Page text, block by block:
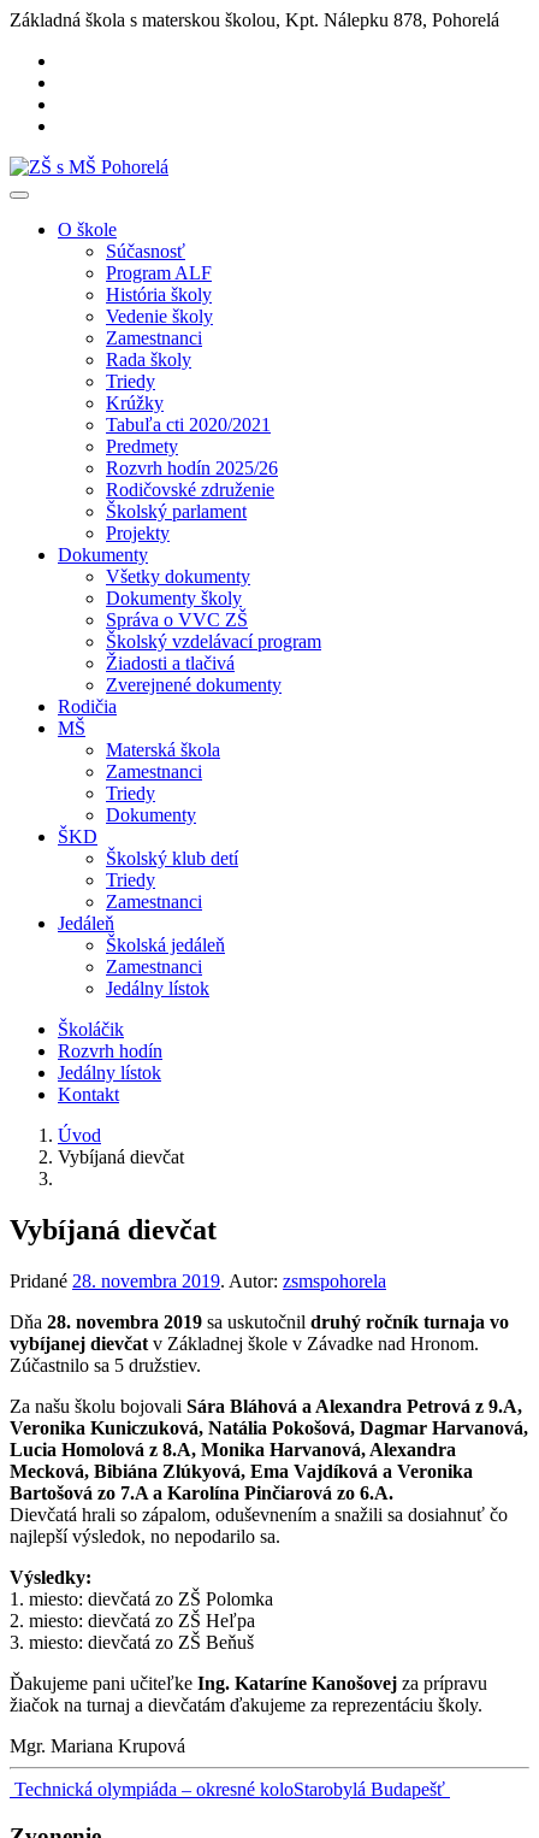
Základná škola s materskou školou, Kpt. Nálepku 878, Pohorelá
O škole
Súčasnosť
Program ALF
História školy
Vedenie školy
Zamestnanci
Rada školy
Triedy
Krúžky
Tabuľa cti 2020/2021
Predmety
Rozvrh hodín 2025/26
Rodičovské združenie
Školský parlament
Projekty
Dokumenty
Všetky dokumenty
Dokumenty školy
Správa o VVC ZŠ
Školský vzdelávací program
Žiadosti a tlačivá
Zverejnené dokumenty
Rodičia
MŠ
Materská škola
Zamestnanci
Triedy
Dokumenty
ŠKD
Školský klub detí
Triedy
Zamestnanci
Jedáleň
Školská jedáleň
Zamestnanci
Jedálny lístok
Školáčik
Rozvrh hodín
Jedálny lístok
Kontakt
Úvod
Vybíjaná dievčat
Vybíjaná dievčat
Pridané 28. novembra 2019. Autor: zsmspohorela
Dňa 28. novembra 2019 sa uskutočnil druhý ročník turnaja vo
vybíjanej dievčat v Základnej škole v Závadke nad Hronom.
Zúčastnilo sa 5 družstiev.
Za našu školu bojovali Sára Bláhová a Alexandra Petrová z 9.A,
Veronika Kuniczuková, Natália Pokošová, Dagmar Harvanová,
Lucia Homolová z 8.A, Monika Harvanová, Alexandra
Mecková, Bibiána Zlúkyová, Ema Vajdíková a Veronika
Bartošová zo 7.A a Karolína Pinčiarová zo 6.A.
Dievčatá hrali so zápalom, oduševnením a snažili sa dosiahnuť čo
najlepší výsledok, no nepodarilo sa.
Výsledky:
1. miesto: dievčatá zo ZŠ Polomka
2. miesto: dievčatá zo ZŠ Heľpa
3. miesto: dievčatá zo ZŠ Beňuš
Ďakujeme pani učiteľke Ing. Kataríne Kanošovej za prípravu
žiačok na turnaj a dievčatám ďakujeme za reprezentáciu školy.
Mgr. Mariana Krupová
Navigácia
v
Technická olympiáda – okresné koloStarobylá Budapešť